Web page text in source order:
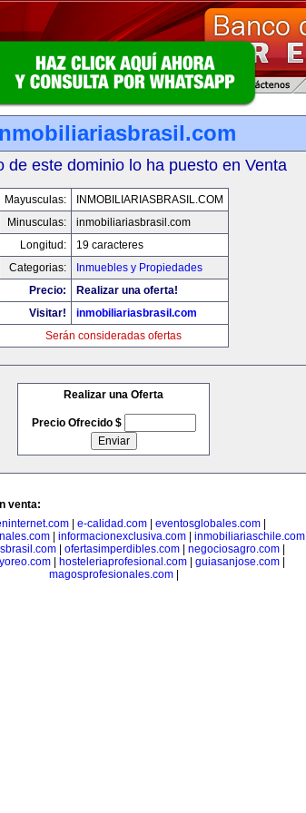
de este dominio lo ha puesto en Venta
Mayusculas:
INMOBILIARIASBRASIL.COM
Minusculas:
inmobiliariasbrasil.com
Longitud:
19 caracteres
Categorias:
Inmuebles y Propiedades
Precio:
Realizar una oferta!
Visitar!
inmobiliariasbrasil.com
Serán consideradas ofertas
Realizar una Oferta
Precio Ofrecido $
venta:
| e-calidad.com| eventosglobales.com|
| informacionexclusiva.com| inmobiliariaschile.com|
ofertasimperdibles.com negociosagro.com
hosteleriaprofesional.com guiasanjose.com
magosprofesionales.com|